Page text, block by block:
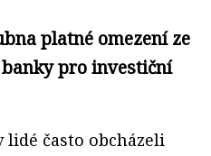
platné omezení ze
pro investiční
lidé často obcházeli